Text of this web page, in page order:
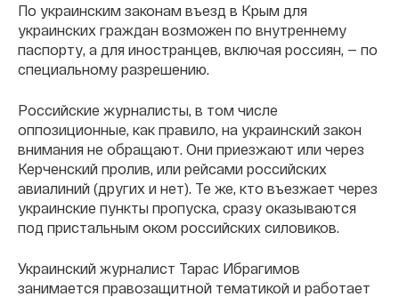
По украинским законам въезд в Крым для
украинских граждан возможен по внутреннему
паспорту, а для иностранцев, включая россиян, — по
специальному разрешению.
Российские журналисты, в том числе
оппозиционные, как правило, на украинский закон
внимания не обращают. Они приезжают или через
Керченский пролив, или рейсами российских
авиалиний (других и нет). Те же, кто въезжает через
украинские пункты пропуска, сразу оказываются
под пристальным оком российских силовиков.
Украинский журналист Тарас Ибрагимов
занимается правозащитной тематикой и работает